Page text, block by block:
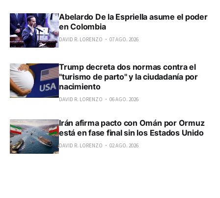
Abelardo De la Espriella asume el poder
en Colombia
DAVID R. LORENZO 07 AGO. 2026
Trump decreta dos normas contra el
"turismo de parto" y la ciudadanía por
nacimiento
DAVID R. LORENZO 06 AGO. 2026
Irán afirma pacto con Omán por Ormuz
está en fase final sin los Estados Unido
DAVID R. LORENZO 02 AGO. 2026